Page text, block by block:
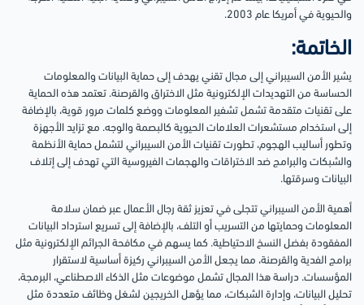
والحيوية في أمريكا عام 2003.
الخاتمة:
يشير الأمن السيبراني إلى مجال تقني يهدف إلى حماية البيانات والمعلومات
الحساسة من التهديدات الإلكترونية مثل الاختراق والقرصنة. تعتمد هذه الحماية
على تقنيات متقدمة تشمل تشفير المعلومات ووضع كلمات مرور قوية، بالإضافة
إلى استخدام مستشعرات العلامات الحيوية كالبصمة والوجه. مع تزايد الأجهزة
وتطور أساليب الهجوم، تطورت تقنيات الأمن السيبراني لتشمل حماية الأنظمة
والشبكات والبرامج ضد الاختراقات والهجمات الفيروسية التي تهدف إلى إتلاف
البيانات وسرقتها.
أهمية الأمن السيبراني تتجلى في تعزيز ثقة رجال الأعمال عبر ضمان سلامة
المعلومات وحمايتها من التسريب أو التلف، بالإضافة إلى تسريع استرداد البيانات
المفقودة بفضل النسخ الاحتياطية. كما يسهم في مكافحة الجرائم الإلكترونية مثل
برامج الفدية والقرصنة، مما يجعل الأمن السيبراني ركيزة أساسية لاستقرار
المؤسسات. دراسة هذا المجال تشمل موضوعات مثل الذكاء الاصطناعي، البرمجة،
تحليل البيانات، وإدارة الشبكات، مما يؤهل الخريجين لشغل وظائف متعددة مثل